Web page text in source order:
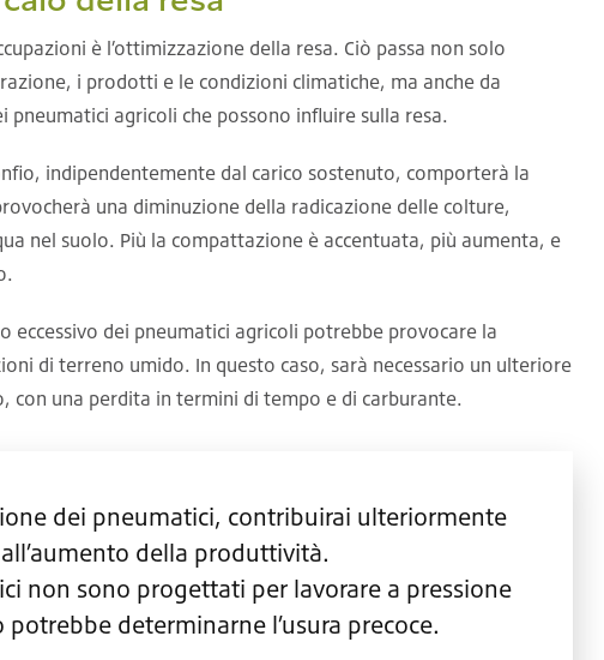
è l’ottimizzazione della resa. Ciò passa non solo
i prodotti e le condizioni climatiche, ma anche da
pneumatici agricoli che possono influire sulla resa.
indipendentemente dal carico sostenuto, comporterà la
una diminuzione della radicazione delle colture,
nel suolo. Più la compattazione è accentuata, più aumenta, e
dei pneumatici agricoli potrebbe provocare la
di terreno umido. In questo caso, sarà necessario un ulteriore
con una perdita in termini di tempo e di carburante.
dei pneumatici, contribuirai ulteriormente
della produttività.
non sono progettati per lavorare a pressione
determinarne l’usura precoce.